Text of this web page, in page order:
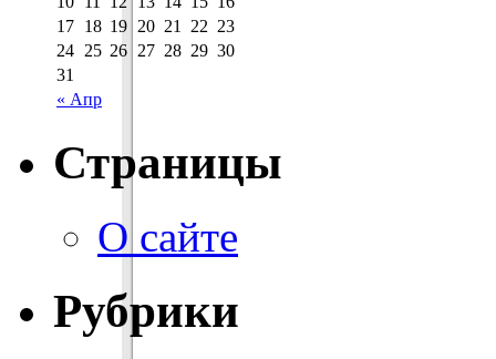
« Апр
17 18 19 20 21 22 23
24 25 26 27 28 29 30
31
Страницы
О сайте
Рубрики